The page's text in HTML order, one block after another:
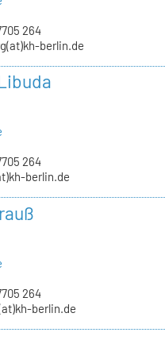
264
berlin.de
264
berlin.de
264
berlin.de